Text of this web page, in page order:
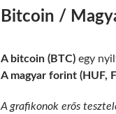
Bitcoin /
A bitcoin (BTC) egy
A magyar forint (HUF,
A grafikonok erős